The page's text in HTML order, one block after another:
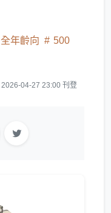
全年齡向
500
2026-04-27 23:00 刊登